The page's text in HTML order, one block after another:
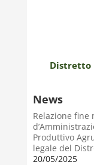
Distretto
News
Relazione fine
Produttivo
legale del
20/05/2025